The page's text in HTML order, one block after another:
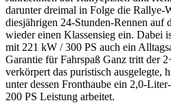
darunter dreimal in Folge die Rallye-
diesjährigen 24-Stunden-Rennen auf
wieder einen Klassensieg ein. Dabei
mit 221 kW / 300 PS auch ein
Garantie für Fahrspaß Ganz tritt der
verkörpert das puristisch ausgelegte,
unter dessen Fronthaube ein 2,0-
200 PS Leistung arbeitet.